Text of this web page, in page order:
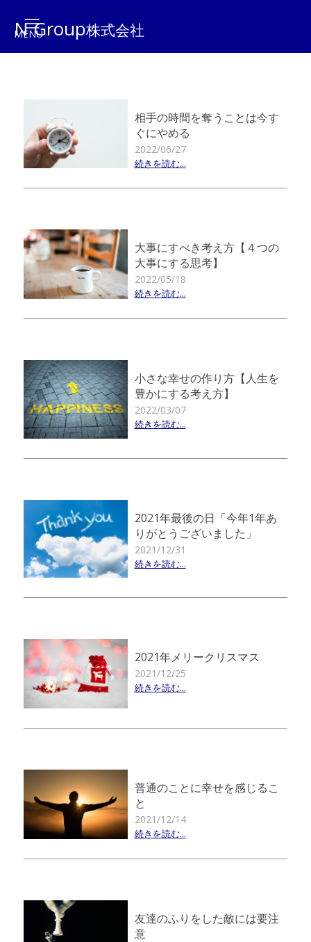
N Group株式会社
相手の時間を奪うことは今す
ぐにやめる
2022/06/27
続きを読む...
大事にすべき考え方【４つの
大事にする思考】
2022/05/18
続きを読む...
小さな幸せの作り方【人生を
豊かにする考え方】
2022/03/07
続きを読む...
2021年最後の日「今年1年あ
りがとうございました」
2021/12/31
続きを読む...
2021年メリークリスマス
2021/12/25
続きを読む...
普通のことに幸せを感じるこ
と
2021/12/14
続きを読む...
友達のふりをした敵には要注
意